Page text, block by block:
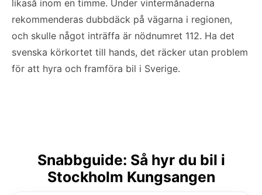
likaså inom en timme. Under vintermånaderna
rekommenderas dubbdäck på vägarna i regionen,
och skulle något inträffa är nödnumret 112. Ha det
svenska körkortet till hands, det räcker utan problem
för att hyra och framföra bil i Sverige.
Snabbguide: Så hyr du bil i
Stockholm Kungsangen